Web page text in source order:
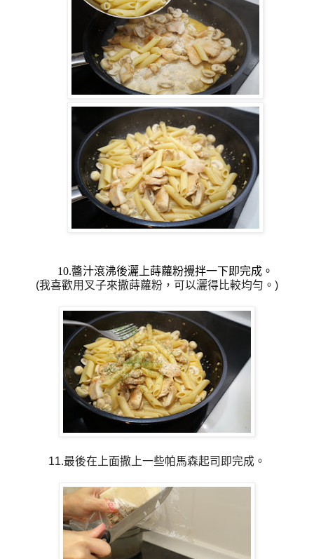
10.醬汁滾沸後灑上蒔蘿粉攪拌一下即完成。
(我喜歡用叉子來撒蒔蘿粉，可以灑得比較均勻。)
11.最後在上面撒上一些帕馬森起司即完成。